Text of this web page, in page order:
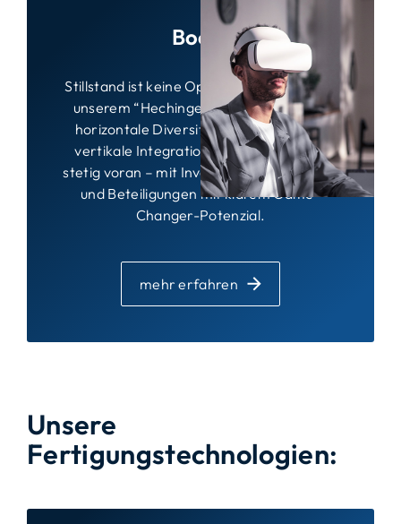
Boost
Stillstand ist keine Option: Wir treiben mit
unserem “Hechinger Boost” sowohl die
horizontale Diversifikation als auch die
vertikale Integration unserer Produkte
stetig voran – mit Investitionen in Projekte
und Beteiligungen mit klarem Game-
Changer-Potenzial.
mehr erfahren
Unsere
Fertigungstechnologien: